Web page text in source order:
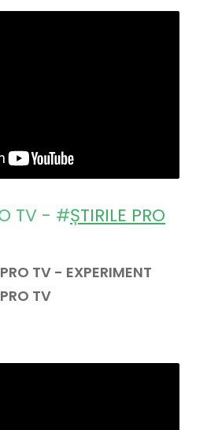
TV - #ȘTIRILE PRO
TV - EXPERIMENT
TV